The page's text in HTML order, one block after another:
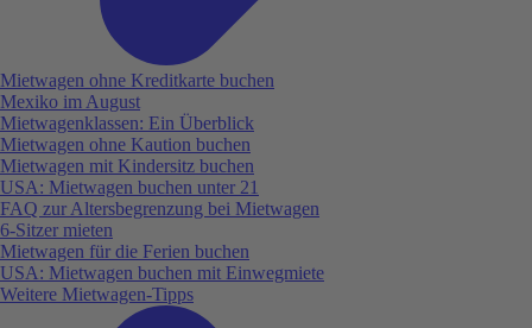
Mietwagen ohne Kreditkarte buchen
Mexiko im August
Mietwagenklassen: Ein Überblick
Mietwagen ohne Kaution buchen
Mietwagen mit Kindersitz buchen
USA: Mietwagen buchen unter 21
FAQ zur Altersbegrenzung bei Mietwagen
6-Sitzer mieten
Mietwagen für die Ferien buchen
USA: Mietwagen buchen mit Einwegmiete
Weitere Mietwagen-Tipps